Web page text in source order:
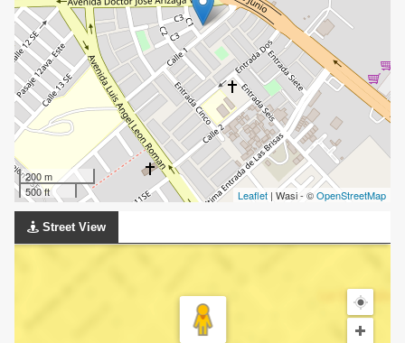
200 m
500 ft
Leaflet | Wasi - ©OpenStreetMap
Street View